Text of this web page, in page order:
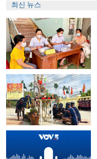
최신 뉴스